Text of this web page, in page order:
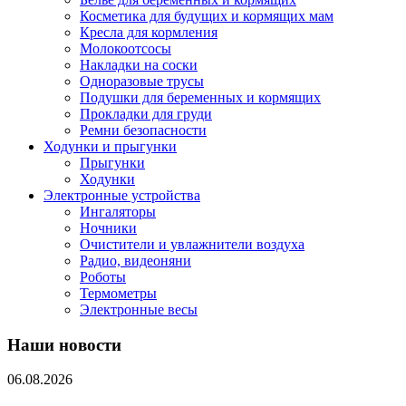
Косметика для будущих и кормящих мам
Кресла для кормления
Молокоотсосы
Накладки на соски
Одноразовые трусы
Подушки для беременных и кормящих
Прокладки для груди
Ремни безопасности
Ходунки и прыгунки
Прыгунки
Ходунки
Электронные устройства
Ингаляторы
Ночники
Очистители и увлажнители воздуха
Радио, видеоняни
Роботы
Термометры
Электронные весы
Наши новости
06.08.2026